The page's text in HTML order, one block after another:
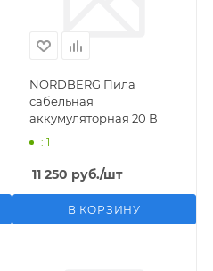
NORDBERG Пила
сабельная
аккумуляторная 20 В
: 1
11 250 руб./шт
В КОРЗИНУ